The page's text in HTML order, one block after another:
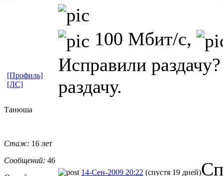
100 Мбит/с,
Исправили
раздачу.
[Профиль]
[ЛС]
Танюша
Стаж: 16 лет
Сообщений: 46
14-Сен-2009 20:22 (спустя 19 дней)